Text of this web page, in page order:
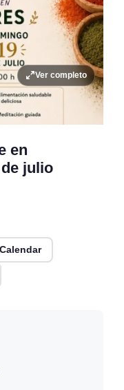
Ver completo
en
julio